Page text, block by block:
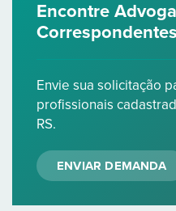
Encontre
Envie sua solicitação
profissionais
RS.
ENVIAR DEMANDA